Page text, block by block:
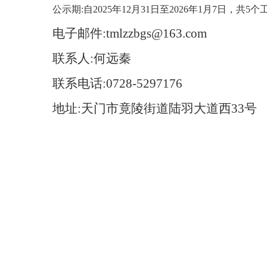
公示期:自2025年12月31日至2026年1月7日，共5个
电子邮件:tmlzzbgs@163.com
联系人:何远秦
联系电话:0728-5297176
地址:天门市竟陵街道陆羽大道西33号